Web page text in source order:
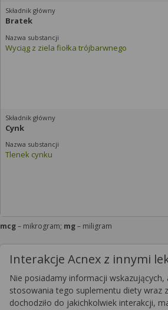
Bratek
Wyciąg z ziela fiołka trójbarwnego
Cynk
Tlenek cynku
mcg– mikrogram; mg– miligram
Interakcje Acnex z innymi
Nie posiadamy informacji wskazujących,
stosowania tego suplementu diety wraz
dochodziło do jakichkolwiek interakcji,